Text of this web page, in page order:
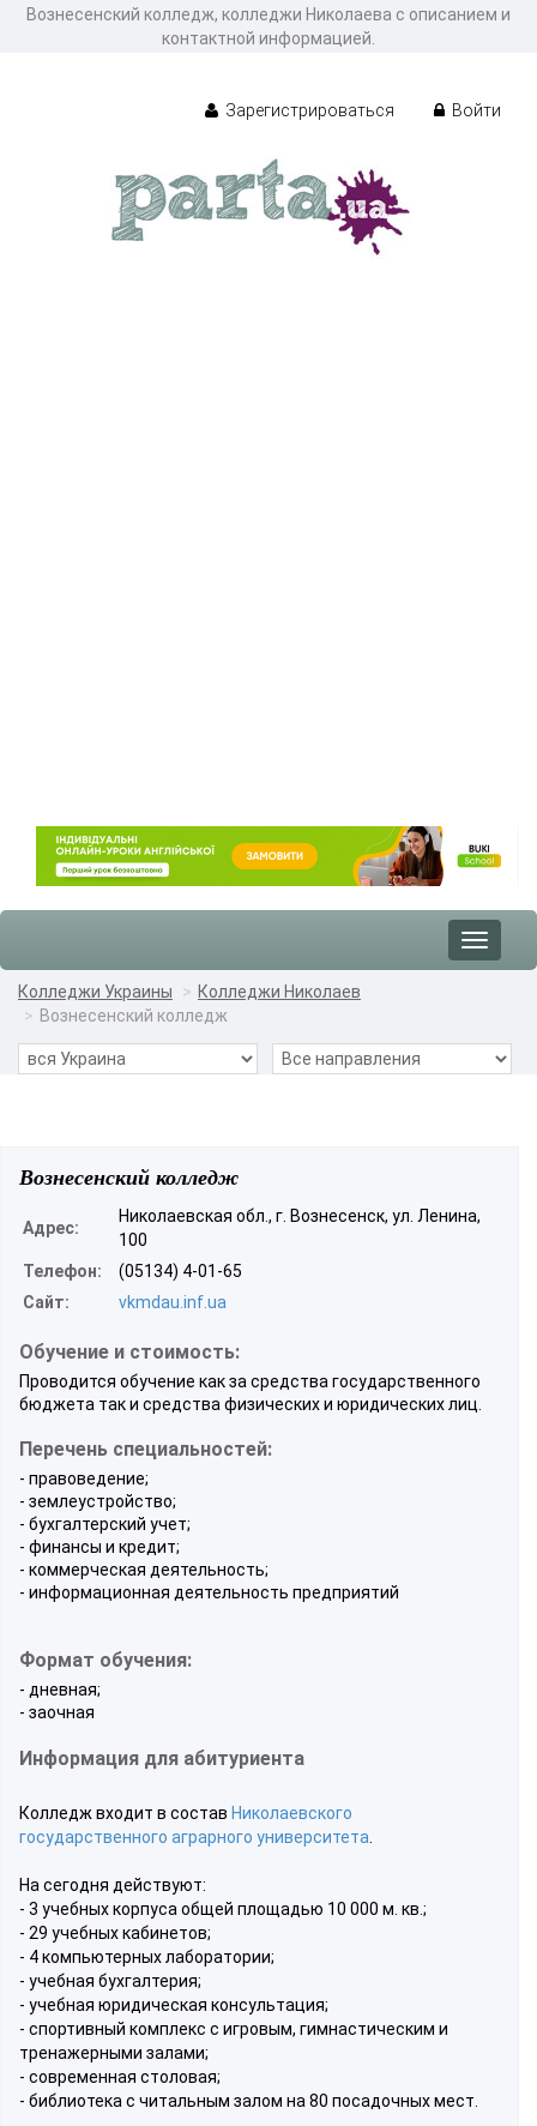
Вознесенский колледж, колледжи Николаева с описанием и
контактной информацией.
Зарегистрироваться Войти
Toggle
Колледжи Украины
Колледжи Николаев
Вознесенский колледж
Вознесенский колледж
Адрес:
Николаевская обл., г. Вознесенск, ул. Ленина,
100
Телефон:
(05134) 4-01-65
Сайт:
vkmdau.inf.ua
Обучение и стоимость:
Проводится обучение как за средства государственного
бюджета так и средства физических и юридических лиц.
Перечень специальностей:
- правоведение;
- землеустройство;
- бухгалтерский учет;
- финансы и кредит;
- коммерческая деятельность;
- информационная деятельность предприятий
Формат обучения:
- дневная;
- заочная
Информация для абитуриента
Колледж входит в состав Николаевского
государственного аграрного университета
На сегодня действуют:
- 3 учебных корпуса общей площадью 10 000 м. кв.;
- 29 учебных кабинетов;
- 4 компьютерных лаборатории;
- учебная бухгалтерия;
- учебная юридическая консультация;
- спортивный комплекс с игровым, гимнастическим и
тренажерными залами;
- современная столовая;
- библиотека с читальным залом на 80 посадочных мест.